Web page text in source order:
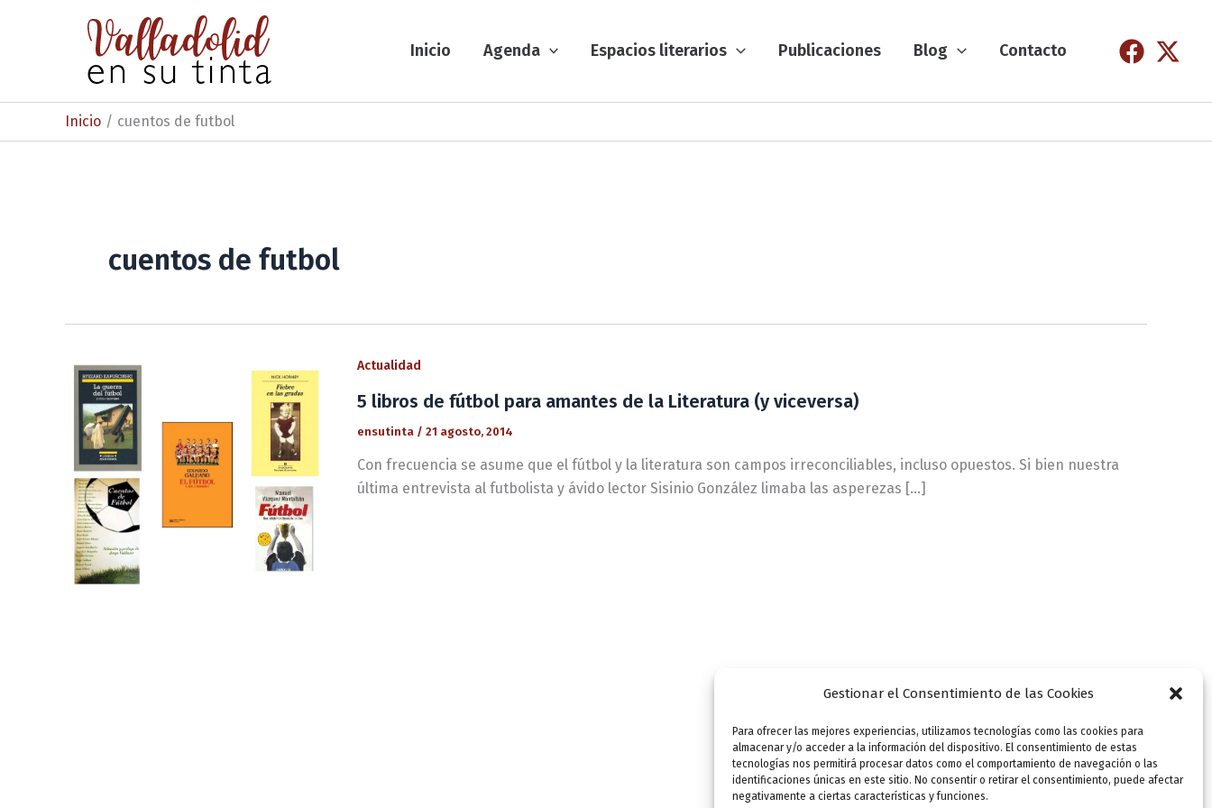
Gestionar el Consentimiento de las Cookies
Para ofrecer las mejores experiencias, utilizamos tecnologías como las cookies para
almacenar y/o acceder a la información del dispositivo. El consentimiento de estas
tecnologías nos permitirá procesar datos como el comportamiento de navegación o las
identificaciones únicas en este sitio. No consentir o retirar el consentimiento, puede afectar
negativamente a ciertas características y funciones.
Inicio Agenda Espacios literarios Publicaciones Blog Contacto
Inicio cuentos de futbol
cuentos de futbol
Actualidad
5 libros de fútbol para amantes de la Literatura (y viceversa)
ensutinta / 21 agosto, 2014
Con frecuencia se asume que el fútbol y la literatura son campos irreconciliables, incluso opuestos. Si bien nuestra
última entrevista al futbolista y ávido lector Sisinio González limaba las asperezas […]